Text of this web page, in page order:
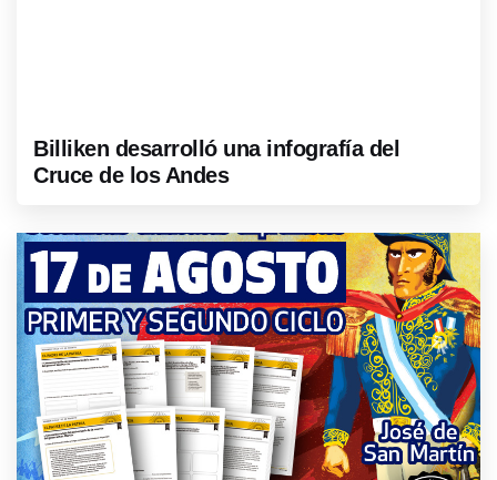
Billiken desarrolló una infografía del
Cruce de los Andes